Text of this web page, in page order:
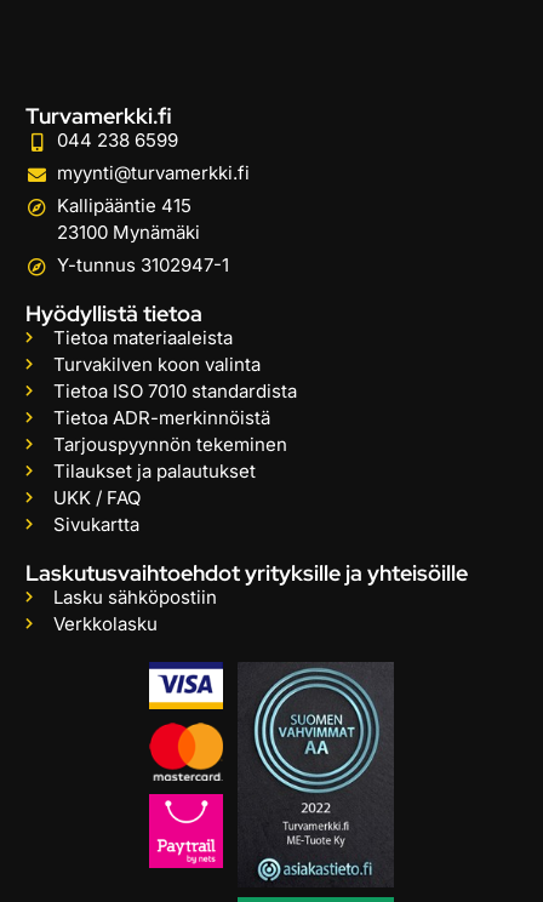
Turvamerkki.fi
044 238 6599
myynti@turvamerkki.fi
Kallipääntie 415
23100 Mynämäki
Y-tunnus 3102947-1
Hyödyllistä tietoa
Tietoa materiaaleista
Turvakilven koon valinta
Tietoa ISO 7010 standardista
Tietoa ADR-merkinnöistä
Tarjouspyynnön tekeminen
Tilaukset ja palautukset
UKK / FAQ
Sivukartta
Laskutusvaihtoehdot yrityksille ja yhteisöille
Lasku sähköpostiin
Verkkolasku